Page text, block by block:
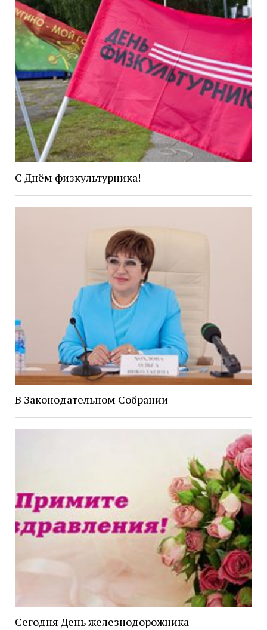
С Днём физкультурника!
В Законодательном Собрании
Сегодня День железнодорожника